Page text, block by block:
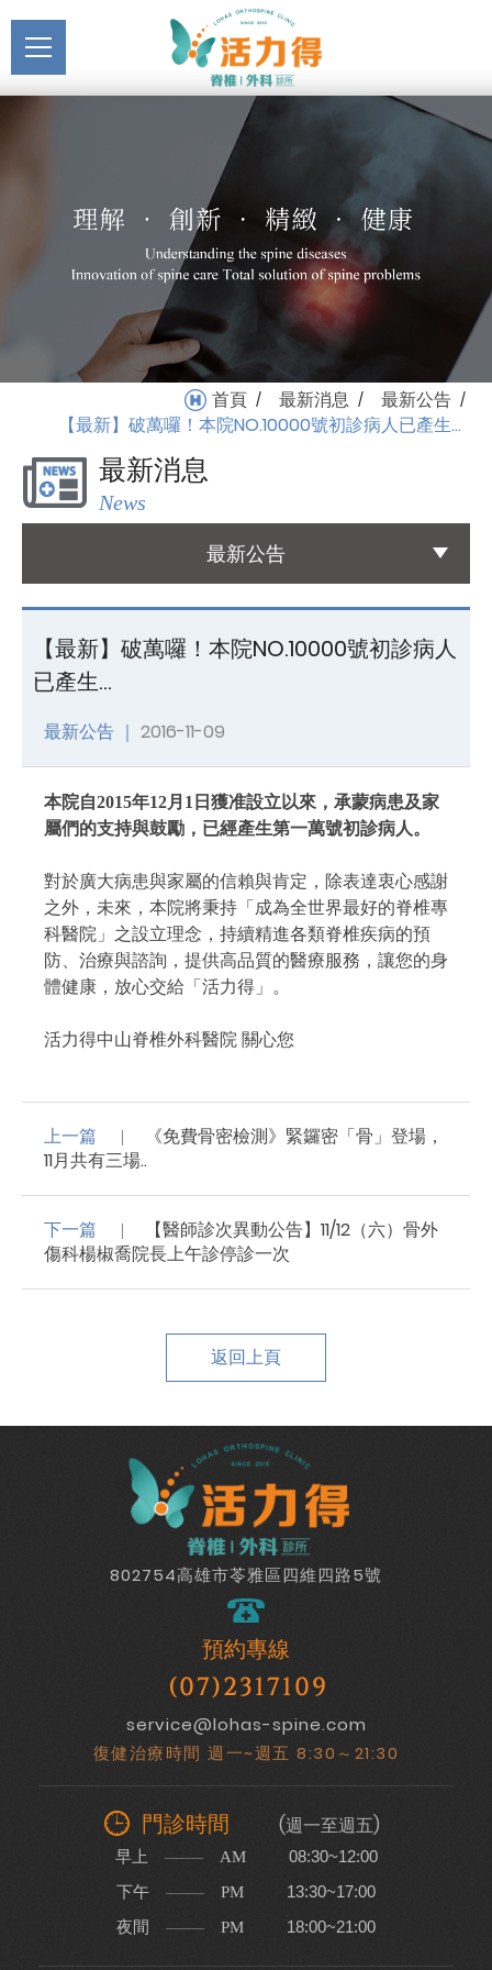
【最新】破萬囉！本院
NO.10000號初診病人已產
生…_最新公告_最新消息 |
活力得脊椎外科診所
主選單關於活力得
醫療服務
Medical Service
Registration
就醫指南
Medical Instruction
衛教專區
Health Education
友善連結
Links
聯絡我們
Contact
首頁 / 最新消息 / 最新公告 /
【最新】破萬囉！本院NO.10000號初診病人已產生…
最新消息
News
最新公告
【最新】破萬囉！本院NO.10000號初診病人
已產生…
最新公告 ｜ 2016-11-09
本院自2015年12月1日獲准設立以來，承蒙病患及家
屬們的支持與鼓勵，已經產生第一萬號初診病人。
對於廣大病患與家屬的信賴與肯定，除表達衷心感謝
之外，未來，本院將秉持「成為全世界最好的脊椎專
科醫院」之設立理念，持續精進各類脊椎疾病的預
防、治療與諮詢，提供高品質的醫療服務，讓您的身
體健康，放心交給「活力得」。
活力得中山脊椎外科醫院 關心您
上一篇
《免費骨密檢測》緊鑼密「骨」登場，
11月共有三場..
下一篇
【醫師診次異動公告】11/12（六）骨外
傷科楊椒喬院長上午診停診一次
返回上頁
802754高雄市苓雅區四維四路5號
預約專線
(07)2317109
service@lohas-spine.com
復健治療時間 週一~週五 8:30～21:30
門診時間 (週一至週五)
早上 AM 08:30~12:00
下午 PM 13:30~17:00
夜間 PM 18:00~21:00